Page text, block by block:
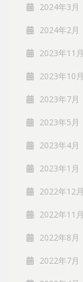
2024年3月
2024年2月
2023年11月
2023年10月
2023年7月
2023年5月
2023年4月
2023年1月
2022年12月
2022年11月
2022年8月
2022年7月